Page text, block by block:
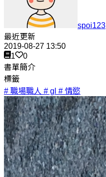
spoi123
最近更新
2019-08-27 13:50
1
0
書單簡介
標籤
# 職場職人 # gl # 情慾